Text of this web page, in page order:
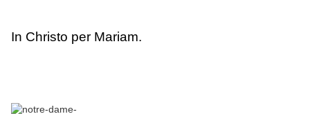
In Christo per Mariam.